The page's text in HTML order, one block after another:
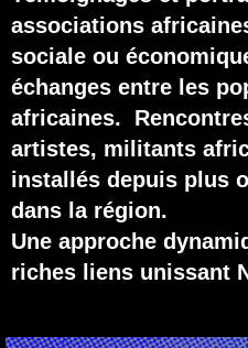
associations
sociale ou
échanges entre les
africaines.
artistes, militants
installés depuis plus
dans la région.
Une approche
riches liens unissant